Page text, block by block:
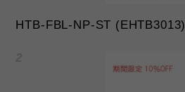
HTB-FBL-NP-ST (EHTB3013)